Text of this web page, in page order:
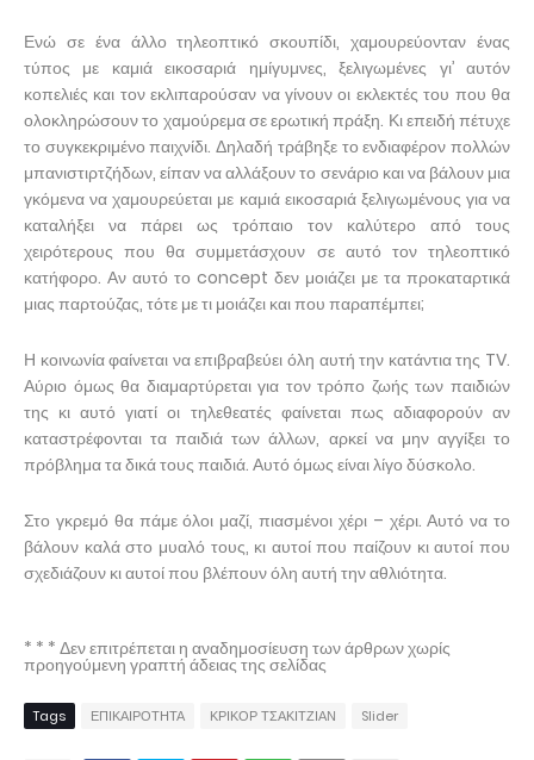
Ενώ σε ένα άλλο τηλεοπτικό σκουπίδι, χαμουρεύονταν ένας
τύπος με καμιά εικοσαριά ημίγυμνες, ξελιγωμένες γι’ αυτόν
κοπελιές και τον εκλιπαρούσαν να γίνουν οι εκλεκτές του που θα
ολοκληρώσουν το χαμούρεμα σε ερωτική πράξη. Κι επειδή πέτυχε
το συγκεκριμένο παιχνίδι. Δηλαδή τράβηξε το ενδιαφέρον πολλών
μπανιστιρτζήδων, είπαν να αλλάξουν το σενάριο και να βάλουν μια
γκόμενα να χαμουρεύεται με καμιά εικοσαριά ξελιγωμένους για να
καταλήξει να πάρει ως τρόπαιο τον καλύτερο από τους
χειρότερους που θα συμμετάσχουν σε αυτό τον τηλεοπτικό
κατήφορο. Αν αυτό το concept δεν μοιάζει με τα προκαταρτικά
μιας παρτούζας, τότε με τι μοιάζει και που παραπέμπει;
Η κοινωνία φαίνεται να επιβραβεύει όλη αυτή την κατάντια της TV.
Αύριο όμως θα διαμαρτύρεται για τον τρόπο ζωής των παιδιών
της κι αυτό γιατί οι τηλεθεατές φαίνεται πως αδιαφορούν αν
καταστρέφονται τα παιδιά των άλλων, αρκεί να μην αγγίξει το
πρόβλημα τα δικά τους παιδιά. Αυτό όμως είναι λίγο δύσκολο.
Στο γκρεμό θα πάμε όλοι μαζί, πιασμένοι χέρι – χέρι. Αυτό να το
βάλουν καλά στο μυαλό τους, κι αυτοί που παίζουν κι αυτοί που
σχεδιάζουν κι αυτοί που βλέπουν όλη αυτή την αθλιότητα.
* * * Δεν επιτρέπεται η αναδημοσίευση των άρθρων χωρίς
προηγούμενη γραπτή άδειας της σελίδας
Tags ΕΠΙΚΑΙΡΟΤΗΤΑ ΚΡΙΚΟΡ ΤΣΑΚΙΤΖΙΑΝ Slider